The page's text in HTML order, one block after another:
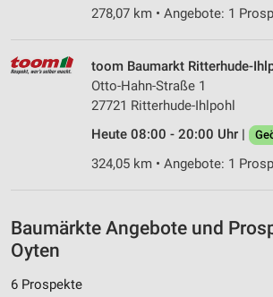
278,07 km • Angebote: 1
toom Baumarkt Ritterhude-
Otto-Hahn-Straße 1
27721 Ritterhude-Ihlpohl
Heute 08:00 - 20:00 Uhr |
324,05 km • Angebote: 1
Baumärkte Angebote und
Oyten
6 Prospekte
personalisierter Inhalte
Messung der Werbeleistung
Messung der Performance von Inhalten
Analyse von Zielgruppen durch
Kombinationen von Daten aus
Verwendung reduzierter Daten zur
Inhalten
IAB-Besonderheiten: